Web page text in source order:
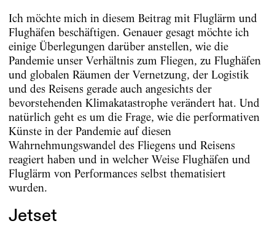
Ich möchte mich in diesem Beitrag mit Fluglärm und
Flughäfen beschäftigen. Genauer gesagt möchte ich
einige Überlegungen darüber anstellen, wie die
Pandemie unser Verhältnis zum Fliegen, zu Flughäfen
und globalen Räumen der Vernetzung, der Logistik
und des Reisens gerade auch angesichts der
bevorstehenden Klimakatastrophe verändert hat. Und
natürlich geht es um die Frage, wie die performativen
Künste in der Pandemie auf diesen
Wahrnehmungswandel des Fliegens und Reisens
reagiert haben und in welcher Weise Flughäfen und
Fluglärm von Performances selbst thematisiert
wurden.
Jetset